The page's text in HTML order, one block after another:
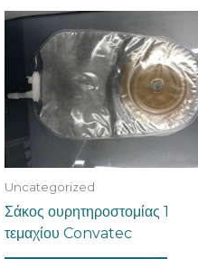
Uncategorized
Σάκος ουρητηροστομίας 1
τεμαχίου Convatec